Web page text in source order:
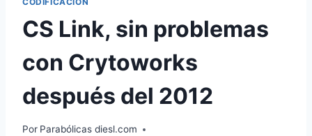
CS Link, sin problemas
con Crytoworks
después del 2012
Por Parabólicas diesl.com